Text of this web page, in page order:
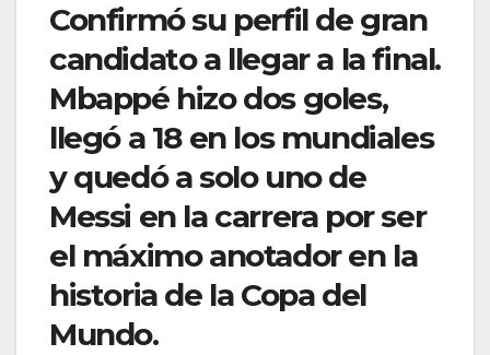
Confirmó su perfil de gran
candidato a llegar a la final.
Mbappé hizo dos goles,
llegó a 18 en los mundiales
y quedó a solo uno de
Messi en la carrera por ser
el máximo anotador en la
historia de la Copa del
Mundo.